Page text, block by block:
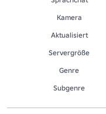
Kamera
Aktualisiert
Servergröße
Genre
Sub­gen­re